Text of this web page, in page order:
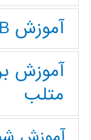
آموزش MATLAB
آموزش
متلب